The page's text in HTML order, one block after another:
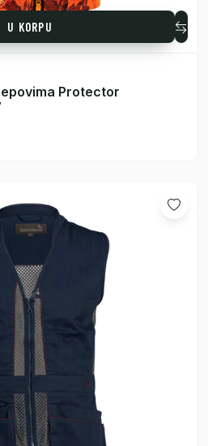
U KORPU
Protector